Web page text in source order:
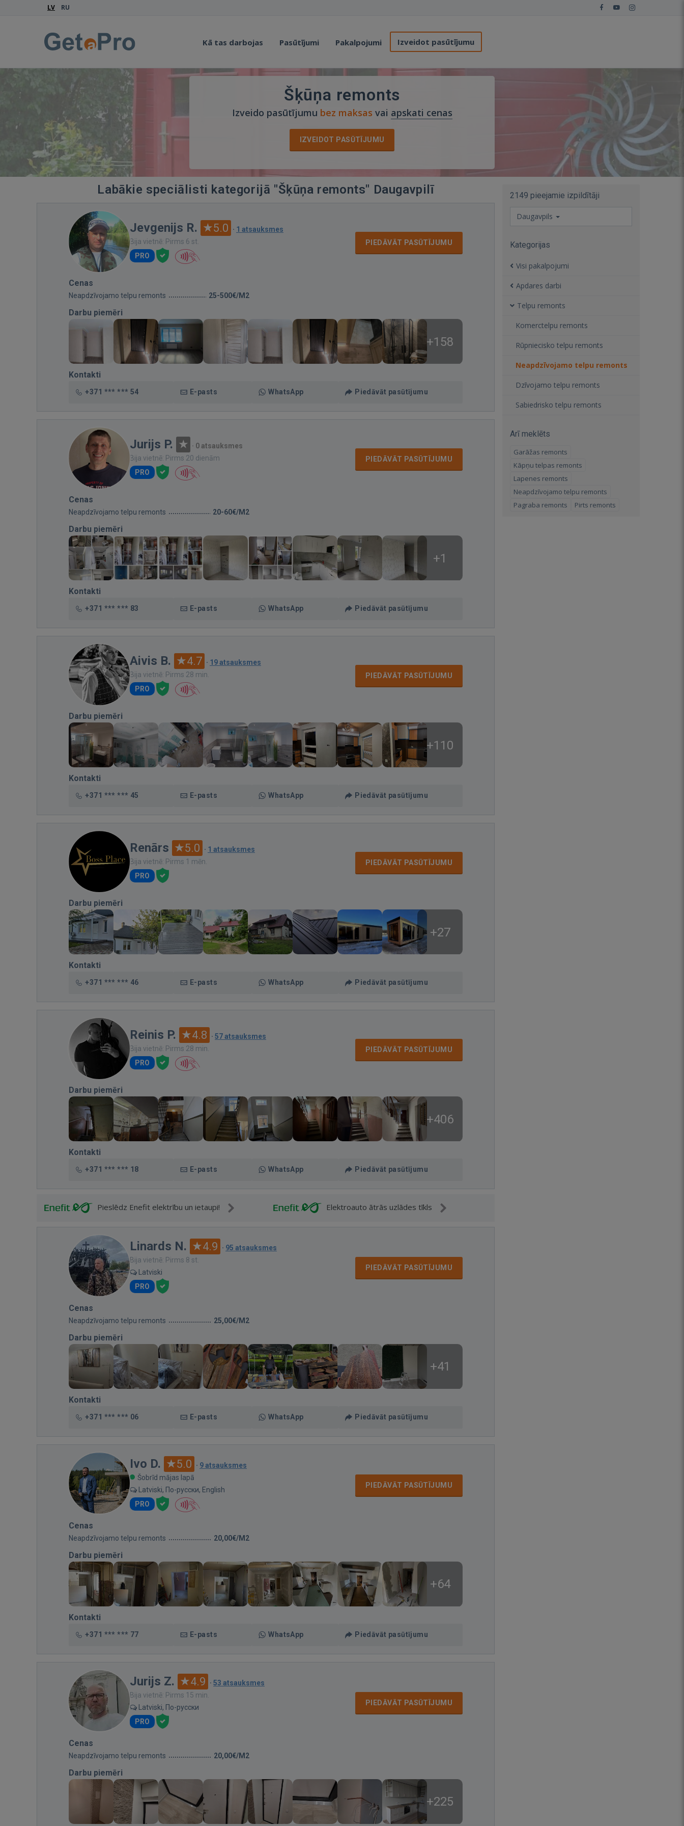
LV RU
Kā tas darbojas Pasūtījumi Pakalpojumi Izveidot pasūtījumu
Šķūņa remonts
Izveido pasūtījumu bez maksas vai apskati cenas
IZVEIDOT PASŪTĪJUMU
Labākie speciālisti kategorijā "Šķūņa remonts" Daugavpilī
Jevgenijs R. 5.0 · 1 atsauksmes
Bija vietnē: Pirms 6 st.
PRO
PIEDĀVĀT PASŪTĪJUMU
Cenas
Neapdzīvojamo telpu remonts 25-500€/M2
Darbu piemēri
+158
Kontakti
+371 *** *** 54 E-pasts WhatsApp Piedāvāt pasūtījumu
Jurijs P. · 0 atsauksmes
Bija vietnē: Pirms 20 dienām
PRO
PIEDĀVĀT PASŪTĪJUMU
Cenas
Neapdzīvojamo telpu remonts 20-60€/M2
Darbu piemēri
+1
Kontakti
+371 *** *** 83 E-pasts WhatsApp Piedāvāt pasūtījumu
Aivis B. 4.7 · 19 atsauksmes
Bija vietnē: Pirms 28 min.
PRO
PIEDĀVĀT PASŪTĪJUMU
Darbu piemēri
+110
Kontakti
+371 *** *** 45 E-pasts WhatsApp Piedāvāt pasūtījumu
Renārs 5.0 · 1 atsauksmes
Bija vietnē: Pirms 1 mēn.
PRO
PIEDĀVĀT PASŪTĪJUMU
Darbu piemēri
+27
Kontakti
+371 *** *** 46 E-pasts WhatsApp Piedāvāt pasūtījumu
Reinis P. 4.8 · 57 atsauksmes
Bija vietnē: Pirms 28 min.
PRO
PIEDĀVĀT PASŪTĪJUMU
Darbu piemēri
+406
Kontakti
+371 *** *** 18 E-pasts WhatsApp Piedāvāt pasūtījumu
Pieslēdz Enefit elektrību un ietaupi! Elektroauto ātrās uzlādes tīkls
Linards N. 4.9 · 95 atsauksmes
Bija vietnē: Pirms 8 st.
Latviski
PRO
PIEDĀVĀT PASŪTĪJUMU
Cenas
Neapdzīvojamo telpu remonts 25,00€/M2
Darbu piemēri
+41
Kontakti
+371 *** *** 06 E-pasts WhatsApp Piedāvāt pasūtījumu
Ivo D. 5.0 · 9 atsauksmes
Šobrīd mājas lapā
Latviski, По-русски, English
PRO
PIEDĀVĀT PASŪTĪJUMU
Cenas
Neapdzīvojamo telpu remonts 20,00€/M2
Darbu piemēri
+64
Kontakti
+371 *** *** 77 E-pasts WhatsApp Piedāvāt pasūtījumu
Jurijs Z. 4.9 · 53 atsauksmes
Bija vietnē: Pirms 15 min.
Latviski, По-русски
PRO
PIEDĀVĀT PASŪTĪJUMU
Cenas
Neapdzīvojamo telpu remonts 20,00€/M2
Darbu piemēri
+225
2149 pieejamie izpildītāji
Daugavpils
Kategorijas
Visi pakalpojumi
Apdares darbi
Telpu remonts
Komerctelpu remonts
Rūpniecisko telpu remonts
Neapdzīvojamo telpu remonts
Dzīvojamo telpu remonts
Sabiedrisko telpu remonts
Arī meklēts
Garāžas remonts
Kāpņu telpas remonts
Lapenes remonts
Neapdzīvojamo telpu remonts
Pagraba remonts
Pirts remonts